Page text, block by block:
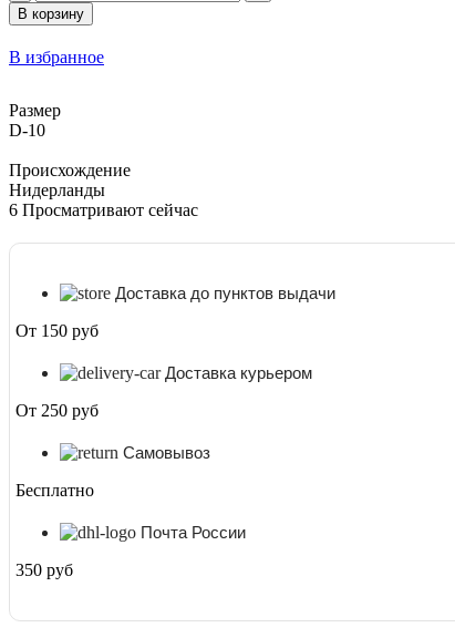
товара
Калла
Микскораллово
-
D-
10
В корзину
В избранное
Размер
D-10
Происхождение
Нидерланды
6 Просматривают сейчас
Доставка до пунктов выдачи
От 150 руб
Доставка курьером
От 250 руб
Самовывоз
Бесплатно
Почта России
350 руб